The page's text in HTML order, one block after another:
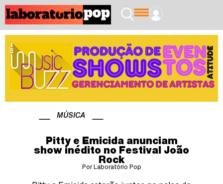
MÚSICA
Pitty e Emicida anunciam
show inédito no Festival João
Rock
Por Laboratório Pop